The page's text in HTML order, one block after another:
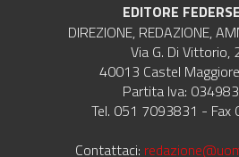
EDITORE
DIREZIONE, REDAZIONE,
Via G. Di Vittorio,
40013 Castel
Partita Iva:
Tel. 051 7093831 - Fax
Contattaci: